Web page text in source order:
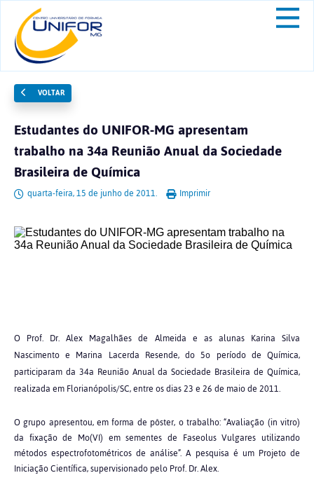
VOLTAR
Estudantes do UNIFOR-MG apresentam
trabalho na 34a Reunião Anual da Sociedade
Brasileira de Química
quarta-feira, 15 de junho de 2011. Imprimir
O Prof. Dr. Alex Magalhães de Almeida e as alunas Karina Silva
Nascimento e Marina Lacerda Resende, do 5o período de Química,
participaram da 34a Reunião Anual da Sociedade Brasileira de Química,
realizada em Florianópolis/SC, entre os dias 23 e 26 de maio de 2011.
O grupo apresentou, em forma de pôster, o trabalho: “Avaliação (in vitro)
da fixação de Mo(VI) em sementes de Faseolus Vulgares utilizando
métodos espectrofotométricos de análise”. A pesquisa é um Projeto de
Iniciação Científica, supervisionado pelo Prof. Dr. Alex.